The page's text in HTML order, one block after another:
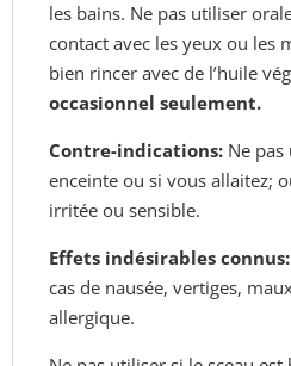
les bains. Ne pas utiliser
contact avec les yeux ou les
bien rincer avec de l’huile
occasionnel seulement.
Contre-indications: Ne
enceinte ou si vous allaitez;
irritée ou sensible.
Effets indésirables connus:
cas de nausée, vertiges,
allergique.